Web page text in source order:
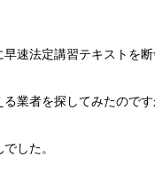
速法定講習テキストを断
る業者を探してみたのです
した。